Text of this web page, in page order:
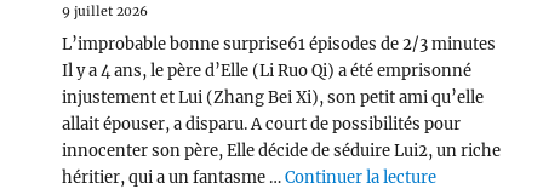
9 juillet 2026
L’improbable bonne surprise61 épisodes de 2/3 minutes
Il y a 4 ans, le père d’Elle (Li Ruo Qi) a été emprisonné
injustement et Lui (Zhang Bei Xi), son petit ami qu’elle
allait épouser, a disparu. A court de possibilités pour
innocenter son père, Elle décide de séduire Lui2, un riche
héritier, qui a un fantasme …Continuer la lecturede « Devotee